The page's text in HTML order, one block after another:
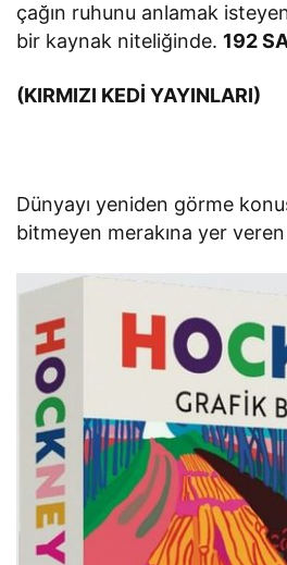
çağın ruhunu anlamak
bir kaynak niteliğinde. 192
(KIRMIZI KEDİ YAYINLARI)
Dünyayı yeniden görme
bitmeyen merakına yer